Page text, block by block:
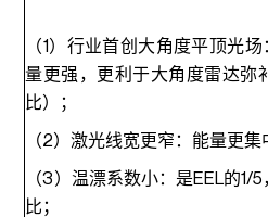
（1）行业首创大角度平顶光
量更强，更利于大角度雷达弥
比）；
（2）激光线宽更窄：能量更
（3）温漂系数小：是EEL的
比；